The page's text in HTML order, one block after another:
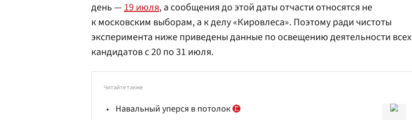
день —19 июля, а сообщения до этой даты отчасти относятся не
к московским выборам, а к делу «Кировлеса». Поэтому ради чистоты
эксперимента ниже приведены данные по освещению деятельности всех
кандидатов с 20 по 31 июля.
Читайте также
Навальный уперся в потолок